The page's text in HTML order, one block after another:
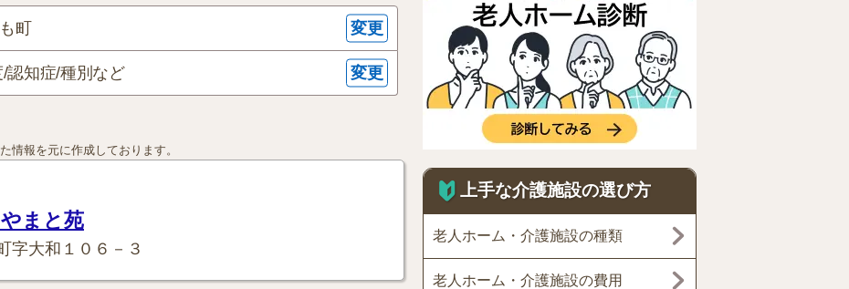
町 変更
認知症/種別など 変更
情報を元に作成しております。
まと苑
字大和１０６－３
上手な介護施設の選び方
老人ホーム・介護施設の種類
老人ホーム・介護施設の費用